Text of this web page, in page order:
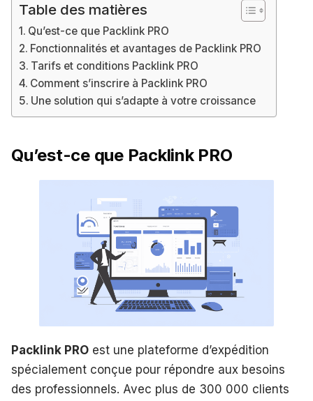
Table des matières
Qu’est-ce que Packlink PRO
Fonctionnalités et avantages de Packlink PRO
Tarifs et conditions Packlink PRO
Comment s’inscrire à Packlink PRO
Une solution qui s’adapte à votre croissance
Qu’est-ce que Packlink PRO
Packlink PRO est une plateforme d’expédition
spécialement conçue pour répondre aux besoins
des professionnels. Avec plus de 300 000 clients